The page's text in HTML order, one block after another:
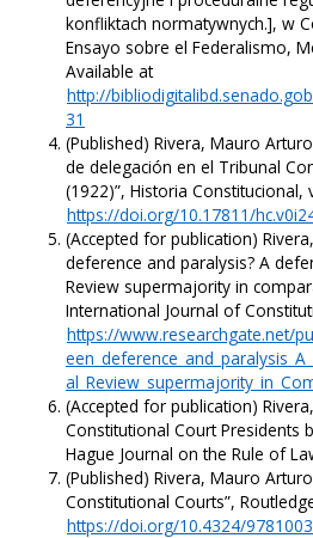
konfliktach normatywnych.], w
Ensayo sobre el Federalismo,
Available at
http://
31
(Published) Rivera, Mauro
de delegación en el Tribunal
(1922)”, Historia Constitucional,
https://doi.org/10.17811/
(Accepted for publication)
deference and paralysis? A
Review supermajority in
International Journal of
https://www.researchgate.net/
(Accepted for publication)
Constitutional Court Presidents
Hague Journal on the Rule of
(Published) Rivera, Mauro
Constitutional Courts”,
https://doi.org/10.4324/